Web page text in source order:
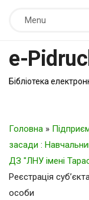
Menu
e-
Бібліотека
Головна »
засади :
ДЗ "ЛНУ імені
Реєстрація
особи